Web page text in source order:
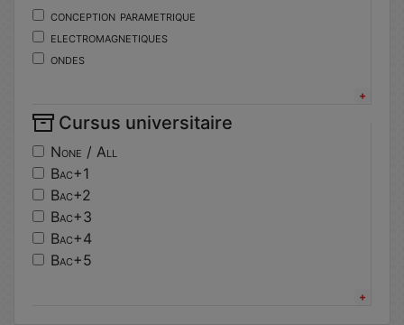
Numérique
Pédagogie
Physique
Système embarqué
conception parametrique
electromagnetiques
ondes
jdt2024
architecture
electromagnetisme
algorithmique
hceres
insa strasbourg
moodle
Cursus universitaire
None / All
Bac+1
Bac+2
Bac+3
Bac+4
Bac+5